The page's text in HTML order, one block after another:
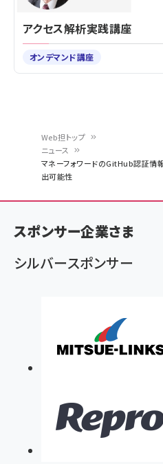
く
ず
Web担トップ
ニュース
マネーフォワードのGitHub認証情
出可能性
アクセス解析実践講座
オンデマンド講座
スポンサー企業さま
シルバースポンサー